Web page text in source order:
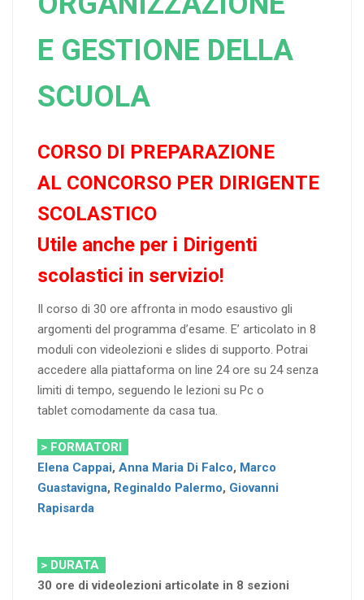
E GESTIONE DELLA
SCUOLA
CORSO DI PREPARAZIONE
AL CONCORSO PER DIRIGENTE
SCOLASTICO
Utile anche per i Dirigenti
scolastici in servizio!
Il corso di 30 ore affronta in modo esaustivo gli
argomenti del programma d’esame. E’ articolato in 8
moduli con videolezioni e slides di supporto. Potrai
accedere alla piattaforma on line 24 ore su 24 senza
limiti di tempo, seguendo le lezioni su Pc o
tablet comodamente da casa tua.
> FORMATORI
Elena Cappai, Anna Maria Di Falco, Marco
Guastavigna, Reginaldo Palermo, Giovanni
Rapisarda
> DURATA
30 ore di videolezioni articolate in 8 sezioni